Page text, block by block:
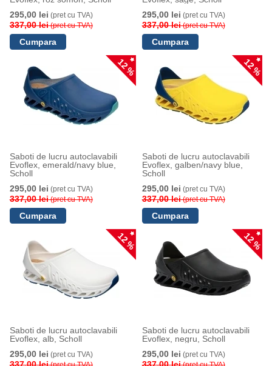
295,00 lei (pret cu TVA)
337,00 lei(pret cu TVA)
295,00 lei (pret cu TVA)
337,00 lei(pret cu TVA)
12 %
Saboti de lucru autoclavabili
Evoflex, emerald/navy blue,
Scholl
295,00 lei (pret cu TVA)
337,00 lei(pret cu TVA)
12 %
Saboti de lucru autoclavabili
Evoflex, galben/navy blue,
Scholl
295,00 lei (pret cu TVA)
337,00 lei(pret cu TVA)
12 %
Saboti de lucru autoclavabili
Evoflex, alb, Scholl
295,00 lei (pret cu TVA)
12 %
Saboti de lucru autoclavabili
Evoflex, negru, Scholl
295,00 lei (pret cu TVA)